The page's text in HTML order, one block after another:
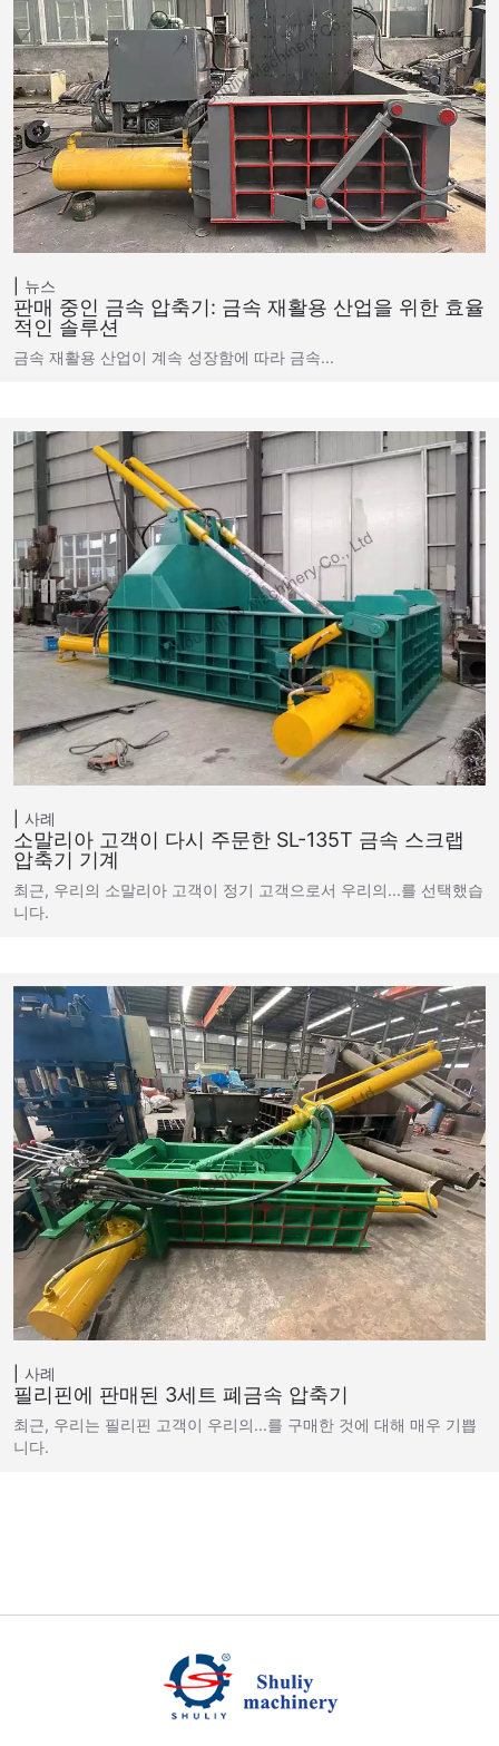
뉴스
판매 중인 금속 압축기: 금속 재활용 산업을 위한 효율
적인 솔루션
금속 재활용 산업이 계속 성장함에 따라 금속...
사례
소말리아 고객이 다시 주문한 SL-135T 금속 스크랩
압축기 기계
최근, 우리의 소말리아 고객이 정기 고객으로서 우리의...를 선택했습
니다.
사례
필리핀에 판매된 3세트 폐금속 압축기
최근, 우리는 필리핀 고객이 우리의...를 구매한 것에 대해 매우 기쁩
니다.